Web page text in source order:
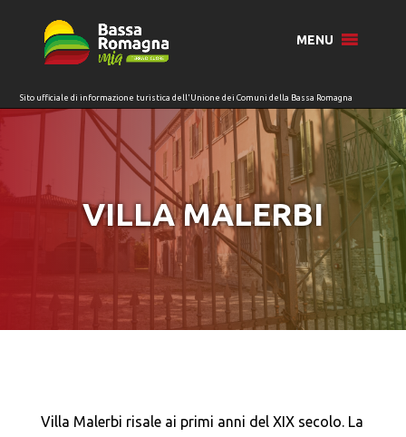
MENU
VILLA MALERBI
Villa Malerbi risale ai primi anni del XIX secolo. La